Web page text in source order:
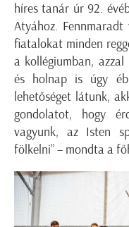
híres tanár úr 92.
Atyához.
fiatalokat minden
a kollégiumban,
és holnap is úgy
lehetőséget látunk,
gondolatot, hogy
vagyunk, az Isten
fölkelni” – mondta a